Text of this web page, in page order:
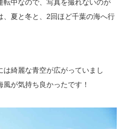
中なので、写真を撮れないのが
、夏と冬と、2回ほど千葉の海へ行
は綺麗な青空が広がっていまし
が気持ち良かったです！